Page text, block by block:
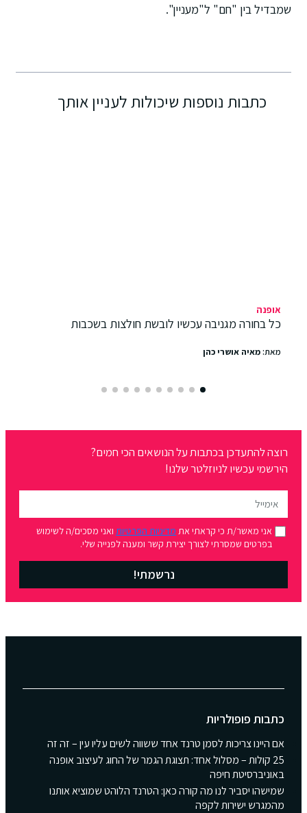
שמבדיל בין "חם" ל"מעניין".
כתבות נוספות שיכולות לעניין אותך
אופנה
כל בחורה מגניבה עכשיו לובשת חולצות בשכבות
מאת:מאיה אושרי כהן
רוצה להתעדכן בכתבות על הנושאים הכי חמים?
הירשמי עכשיו לניוזלטר שלנו!
אני מאשר/ת כי קראתי את מדיניות הפרטיות ואני מסכים/ה לשימוש
בפרטים שמסרתי לצורך יצירת קשר ומענה לפנייה שלי.
נרשמתי!
כתבות פופולריות
אם היינו צריכות לסמן טרנד אחד ששווה לשים עליו עין – זה זה
25 קולות – מסלול אחד: תצוגת הגמר של החוג לעיצוב אופנה
באוניברסיטת חיפה
שמישהו יסביר לנו מה קורה כאן: הטרנד הלוהט שמוציא אותנו
מהמגרש ישירות לקפה